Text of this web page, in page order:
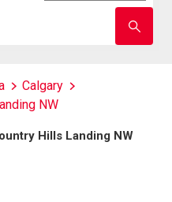
nom
Calgary
NW
Hills Landing NW